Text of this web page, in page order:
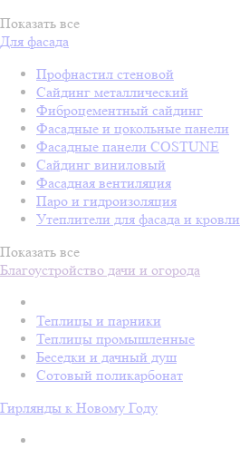
Показать все
Для фасада
Профнастил стеновой
Сайдинг металлический
Фиброцементный сайдинг
Фасадные и цокольные панели
Фасадные панели COSTUNE
Сайдинг виниловый
Фасадная вентиляция
Паро и гидроизоляция
Утеплители для фасада и кровли
Показать все
Благоустройство дачи и огорода
Теплицы и парники
Теплицы промышленные
Беседки и дачный душ
Сотовый поликарбонат
Гирлянды к Новому Году